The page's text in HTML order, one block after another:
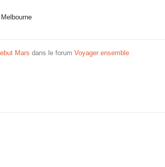
Mars dans le forum Voyager ensemble